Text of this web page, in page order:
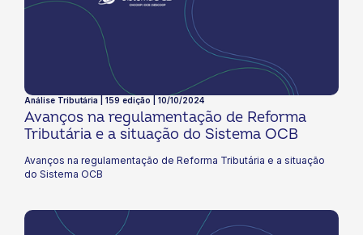
Análise Tributária | 159 edição | 10/10/2024
Avanços na regulamentação de Reforma
Tributária e a situação do Sistema OCB
Avanços na regulamentação de Reforma Tributária e a situação
do Sistema OCB